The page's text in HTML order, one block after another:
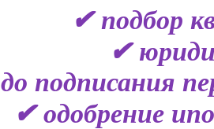
✔ подбор
✔
до подписания
✔ одобрение